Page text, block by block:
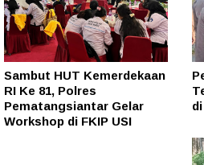
Sambut HUT Kemerdekaan
RI Ke 81, Polres
Pematangsiantar Gelar
Workshop di FKIP USI